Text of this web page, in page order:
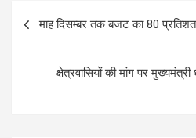
b
o
o
s
A
p
e
माह दिसम्बर तक बजट का 80
क्षेत्रवासियों की मांग पर